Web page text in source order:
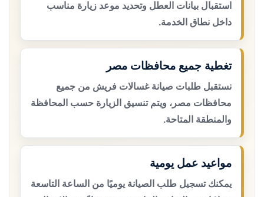
استقبال بيانات العطل وتحديد موعد زيارة مناسب
داخل نطاق الخدمة.
تغطية جميع محافظات مصر
نستقبل طلبات صيانة غسالات فريش من جميع
محافظات مصر، ويتم تنسيق الزيارة حسب المحافظة
والمنطقة المتاحة.
مواعيد عمل يومية
يمكنك تسجيل طلب الصيانة يوميًا من الساعة التاسعة